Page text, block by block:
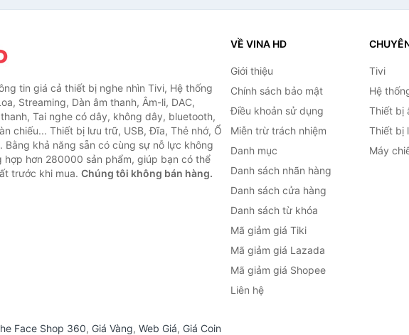
tin giá cả thiết bị nghe nhìn Tivi, Hệ thống
Streaming, Dàn âm thanh, Âm-li, DAC,
Tai nghe có dây, không dây, bluetooth,
chiếu... Thiết bị lưu trữ, USB, Đĩa, Thẻ nhớ, Ổ
Bằng khả năng sẵn có cùng sự nỗ lực không
hơn 280000 sản phẩm, giúp bạn có thể
trước khi mua. Chúng tôi không bán hàng.
VỀ VINA HD
Giới thiệu
Chính sách bảo mật
Điều khoản sử dụng
Miễn trừ trách nhiệm
Danh mục
Danh sách nhãn hàng
Danh sách cửa hàng
Danh sách từ khóa
Mã giảm giá Tiki
Mã giảm giá Lazada
Mã giảm giá Shopee
Liên hệ
Tivi
Hệ
Thiết bị
Thiết bị
Máy
Face Shop 360, Giá Vàng, Web Giá, Giá Coin